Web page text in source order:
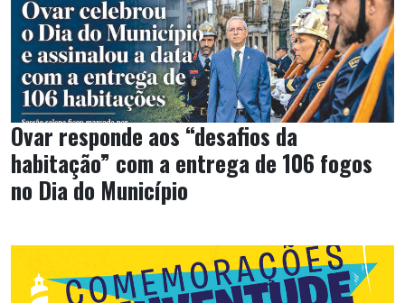
Ovar responde aos “desafios da
habitação” com a entrega de 106 fogos
no Dia do Município